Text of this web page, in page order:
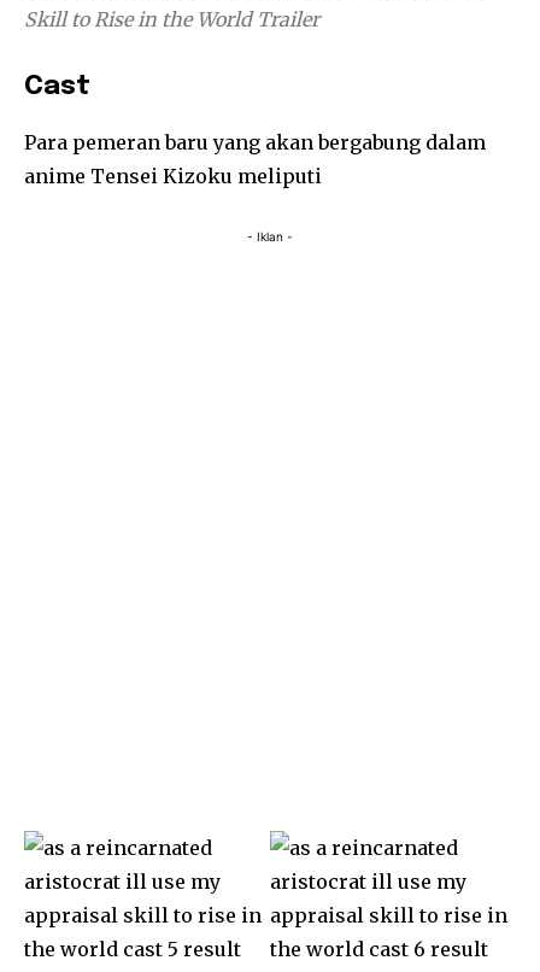
Skill to Rise in the World Trailer
Cast
Para pemeran baru yang akan bergabung dalam
anime Tensei Kizoku meliputi
- Iklan -